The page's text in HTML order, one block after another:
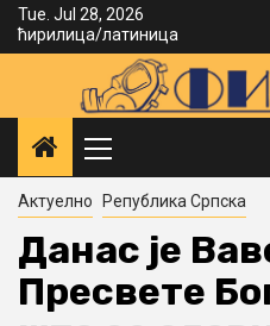
SkipTue. Jul 28, 2026
ћирилица/латиница
Menu
Актуелно Република Српска
Данас је
Пресвете